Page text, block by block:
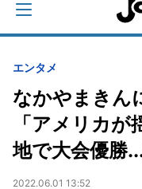
エンタメ
なかやまきん
「アメリカ
地で大会優勝
2022.06.01 13:52